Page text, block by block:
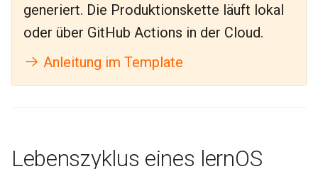
generiert. Die Produktionskette läuft lokal
oder über GitHub Actions in der Cloud.
Anleitung im Template
Lebenszyklus eines lernOS